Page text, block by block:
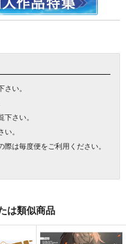
さい。
下さい。
。
は毎度便をご利用ください。
は類似商品